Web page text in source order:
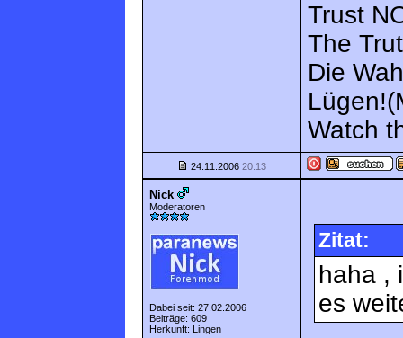
Trust
The
Die
Watch
24.11.200620:13
Nick
Moderatoren
Dabei seit: 27.02.2006
Beiträge: 609
Herkunft: Lingen
Zitat:
haha ,
es